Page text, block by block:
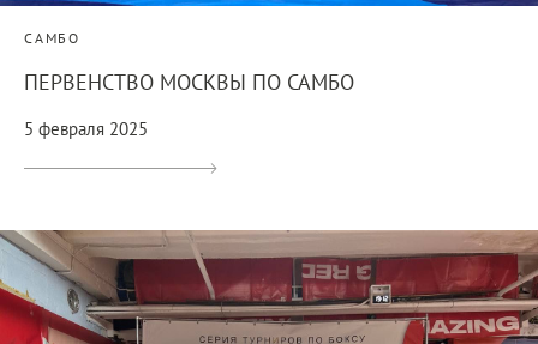
САМБО
ПЕРВЕНСТВО МОСКВЫ ПО САМБО
5 февраля 2025